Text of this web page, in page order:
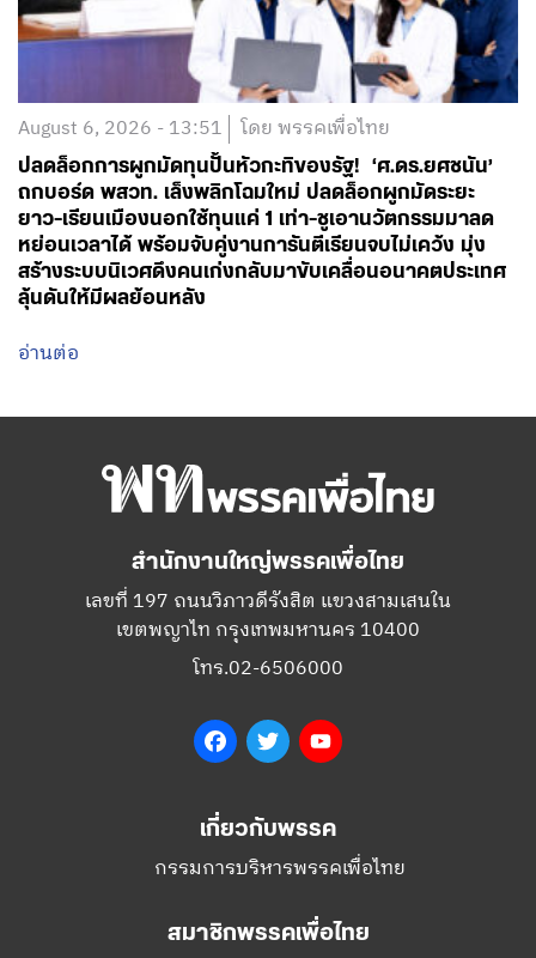
August 6, 2026 - 13:51 โดย พรรคเพื่อไทย
ปลดล็อกการผูกมัดทุนปั้นหัวกะทิของรัฐ! ‘ศ.ดร.ยศชนัน’
ถกบอร์ด พสวท. เล็งพลิกโฉมใหม่ ปลดล็อกผูกมัดระยะ
ยาว-เรียนเมืองนอกใช้ทุนแค่ 1 เท่า-ชูเอานวัตกรรมมาลด
หย่อนเวลาได้ พร้อมจับคู่งานการันตีเรียนจบไม่เคว้ง มุ่ง
สร้างระบบนิเวศดึงคนเก่งกลับมาขับเคลื่อนอนาคตประเทศ
ลุ้นดันให้มีผลย้อนหลัง
อ่านต่อ
สำนักงานใหญ่พรรคเพื่อไทย
เลขที่ 197 ถนนวิภาวดีรังสิต แขวงสามเสนใน
เขตพญาไท กรุงเทพมหานคร 10400
โทร.02-6506000
FacebookTwitter
เกี่ยวกับพรรค
กรรมการบริหารพรรคเพื่อไทย
สมาชิกพรรคเพื่อไทย